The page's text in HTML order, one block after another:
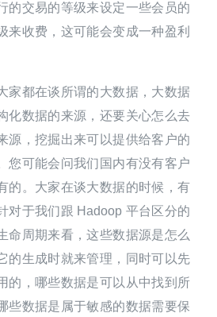
的交易的等级来设定一些会员的
来收费，这可能会变成一种盈利
家都在谈所谓的大数据，大数据
化数据的来源，还要关心怎么去
源，挖掘出来可以提供给客户的
您可能会问我们国内有没有客户
的。大家在谈大数据的时候，有
对于我们跟 Hadoop 平台区分的
命周期来看，这些数据源是怎么
的生成时就来管理，同时可以先
的，哪些数据是可以从中找到所
些数据是属于敏感的数据需要保